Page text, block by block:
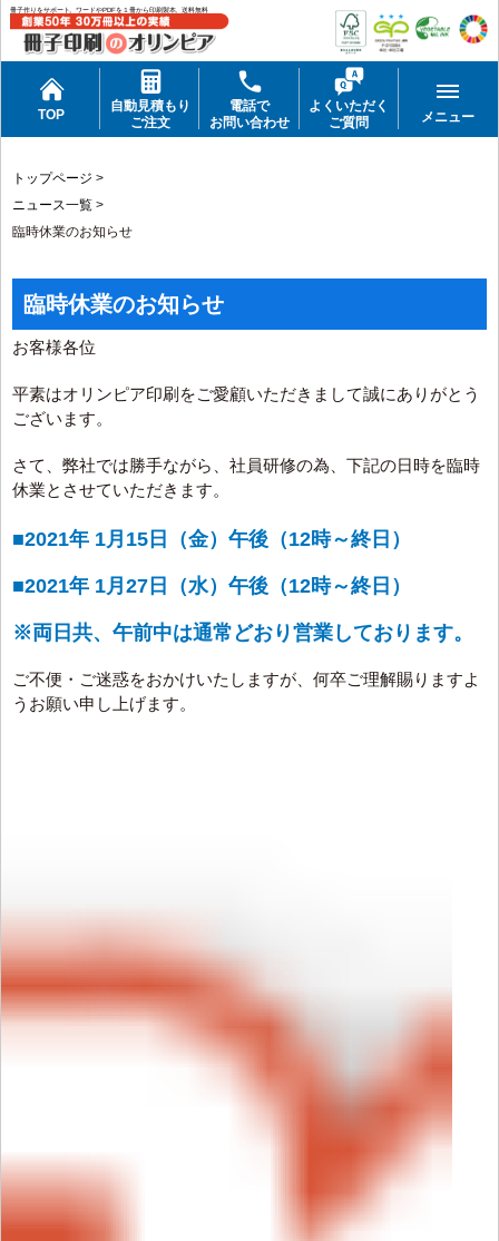
冊子作りをサポート。ワードやPDFを１冊から印刷製本。送料無料
TOP
自動見積もり
ご注文
電話で
お問い合わせ
よくいただく
ご質問
メニュー
トップページ >
ニュース一覧 >
臨時休業のお知らせ
臨時休業のお知らせ
お客様各位
平素はオリンピア印刷をご愛顧いただきまして誠にありがとう
ございます。
さて、弊社では勝手ながら、社員研修の為、下記の日時を臨時
休業とさせていただきます。
■2021年 1月15日（金）午後（12時～終日）
■2021年 1月27日（水）午後（12時～終日）
※両日共、午前中は通常どおり営業しております。
ご不便・ご迷惑をおかけいたしますが、何卒ご理解賜りますよ
うお願い申し上げます。